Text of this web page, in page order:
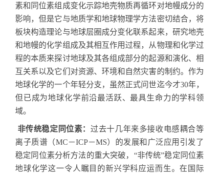
素和同位素组成变化示踪地壳物质再循环对地幔成分的
影响，但是它与地质学和地球物理学方法密切结合， 将
板块构造理论与地球层圈成分变化联系起来，研究地壳
和地幔的化学组成及其相互作用过程，从物理和化学过
程的本质来探讨地球及其各组成部分的起源和演化、相
互关系以及它们对资源、环境和自然灾害的制约。作为
地球化学的一个年轻分支，虽然正式问世迄今才30年，
但已成为地球化学前沿最活跃、最具生命力的学科领
域。
非传统稳定同位素：过去十几年来多接收电感耦合等
离子质谱（MC－ICP－MS）的发展和广泛应用引发了
稳定同位素分析方法的重大突破， “非传统”稳定同位素
地球化学这一令人瞩目的新兴学科应运而生。在国际